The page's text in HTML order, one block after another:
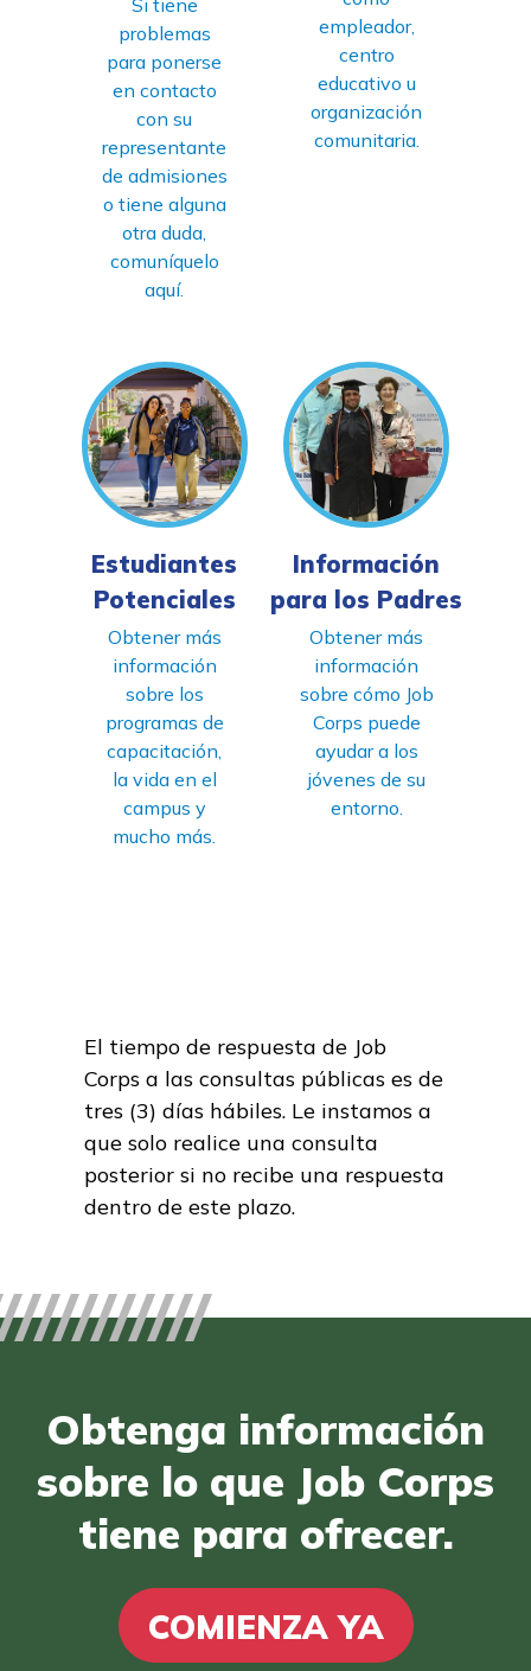
problemas
para ponerse
en contacto
con su
representante
de admisiones
o tiene alguna
otra duda,
comuníquelo
aquí.
empleador,
centro
educativo u
organización
comunitaria.
Estudiantes
Potenciales
Obtener más
información
sobre los
programas de
capacitación,
la vida en el
campus y
mucho más.
Información
para los Padres
Obtener más
información
sobre cómo Job
Corps puede
ayudar a los
jóvenes de su
entorno.
El tiempo de respuesta de Job
Corps a las consultas públicas es de
tres (3) días hábiles. Le instamos a
que solo realice una consulta
posterior si no recibe una respuesta
dentro de este plazo.
Obtenga información
sobre lo que Job Corps
tiene para ofrecer.
COMIENZA YA